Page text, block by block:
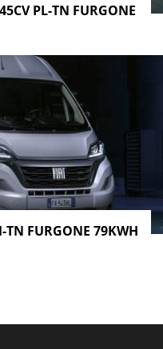
PL-TN FURGONE
TN FURGONE 79KWH